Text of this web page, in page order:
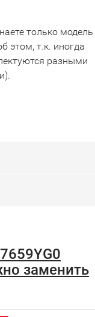
только модель
этом, т.к. иногда
разными
заменить